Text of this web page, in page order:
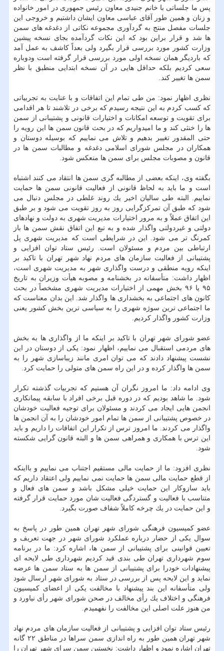
پس ما جلساتی با خانم جنیدی معاون رئیس جمهوری در امور خانواده
و زنان و همین طور آقای عباسی معاون ایشان داشتیم و خروجی این
جلسات مفصل منتج به گردآوری مجموعه نكاتی از دغدغه های سمن
ها شد و قرار براین بود كه این نكات گردآمده بجای نسخه پیشین
وزارت كشور مورد بررسی قرار بگیرد ولی بعداً كاشف به عمل آمد
كه باردیگر همان نسخه اولی مورد بررسی قرار گرفته است ودوباره
سعی كردیم بلكه حداقل هایی در آن نسخه ابتدایی منطبق با نظر
سمن ها تغییر كند.
نظری اظهار نمود: من طی تمام این اتفاقات و با عنایت به تجربیاتی
كه كسب كردم به این نتیجه رسیدم كه برخی در تلاشند تا هر اقدامی
برای تقویت و توسعه امكانات و اختیارات قانونی و پشتیبانی از سمن
ها را خنثی كند و ما امیدواریم كه در بحث قانون سمن ها این رویه را
حتی المقدور تغییر بدهیم و تلاش می نماییم كه بوسیله دوستان و
همكاران در مجلس شورای اسلامی دغدغه و مطالبات سمن ها در
قانون و مصوبات مجلس برای سمن ها منعكس شود.
بگفته وی، اینكه بعضی از مطالبه گری سمن ها انتقاد می كنند اشتباه
است و ما باید به لحاظ قانونی از فعالیت قانونی سمن ها حمایت
نماییم. البته طی سالیان اخیر یك روند غلطی در مجلس دنبال می
شود كه طبق آن تمركزگرایی روز به روز تقویت می شود و بر طبق
این اتفاق عملاً و به مرور اختیارات مدیریت شهری به دولت و نهادهای
دولتی و غیردولتی واگذار شده و به تبع این اتفاق نقش سمن ها باز
كمرنگ تر می شود. این در شرایطی است كه مدیریت شهری پل
ارتباطی بین مردم و مسئولان است. رئیس ستاد توان افزایی و
پشتیبانی از فعالیت سازمان های مردم نهاد شهر تهران با تاكید بر
اینكه رویه منطقی و درست واگذاری شهر به مدیریت شهری است،
اظهار داشت: متأسفانه در بخشنامه و مصوبه هیأت وزیران به تاریخ
۹۵ یا ۹۶ بخش مهمی از اختیارات مدیریت شهری مشخصاً در بحث
كانون های اجتماعی به بخشداری ها واگذار شد. این بدان معناست كه
ما اجتماعی ترین سوژه شهری را به سیاسی ترین بخش كشور یعنی
وزارت كشور واگذار كردیم.
عضو شورای شهر تهران با تاكید بر اینكه ما از واگذاری ها به بخش
های مردمی استقبال می نماییم، اظهار نمود: یكی از دوستان در این
نشست پیشنهاد دادند كه می توان امری مانند زیباسازی شهر را به
سمن ها واگذار كرده و در این راه سمن های متولی را حمایت كرد.
وی ادامه داد: ما امروز نگران آن هستیم كه تجربیات گذشته تكرار
شود. ما شاهد بودیم كه در دوره قبل برخی افراد با سابقه پیمانكاری
انجمن هایی ایجاد می كردند و مسئولان برای توجیه فعالیت خودشان
در خصوص پشتیبانی از سمن ها تمام امور خودشان را به آن انجمن ها
واگذار می كردند. ما امروز ترس از تكرار این اتفاقات را داریم و باید
این ترس با همكاری و همراهی سمن ها و البته قانون گرایی شكسته
شود.
نظری افزود: ما از حمایت مالی مستقیم اجتناب می نماییم و بااینكه
از قطع حمایت مالی سمن ها حمایت نمی نماییم ولی اعتقاد داریم كه
باید سازوكار این حمایت خیلی مشكل باشد و سمن های فعال و
متناسب با فعالیت و گستردگی فعالیت شان مورد حمایت قرار گرفته
و این حمایت در یك چرخه كاملاً شفاف صورت بگیرد.
عضو كمیسیون فرهنگی شورای شهر تهران همین طور در پاسخ به
سوال یكی از حضار درباره عملكرد شورای شهر در جهت تعریف و
تعیین قوانینی برای پشتیبانی از سمن ها، اشاره كرد: ما در برنامه
سوم شهرداری تهران طی بندی قید كردیم شهرداری طی لایحه ای
پیشنهادات خودرا برای پشتیبانی از سمن ها به ستاد سمن ها عرضه
نماید و این لایحه پس از بررسی در ستاد به شورای شهر ارسال شود
ولی متأسفانه این بند پیشنهاد با مخالفت یكی از اعضای كمیسیون
فرهنگی و اختلاف یك رأی مخالف در صحن شورای شهر رأی نیاورد و
من هنوز علت اصلی این مخالفت را نفهمیدم.
رئیس ستاد توان افزایی و پشتیبانی از فعالیت سازمان های مردم نهاد
شهر تهران همین طور به راه اندازی سمن سراها در مناطق ۲۲ گانه
تهران اشاره نمود و اظهار داشت: نخستین سمن سرای شهر تهران را